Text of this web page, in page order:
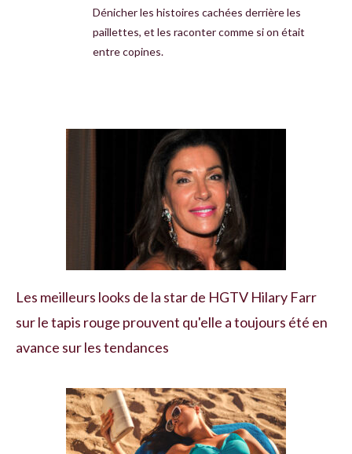
Dénicher les histoires cachées derrière les
paillettes, et les raconter comme si on était
entre copines.
Les meilleurs looks de la star de HGTV Hilary Farr
sur le tapis rouge prouvent qu'elle a toujours été en
avance sur les tendances